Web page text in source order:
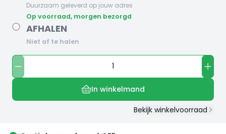
Duurzaam geleverd op jouw adres
op voorraad, morgen bezorgd
AFHALEN
Niet af te halen
In winkelmand
Bekijk winkelvoorraad